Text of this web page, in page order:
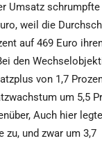
Umsatz schrumpfte
weil die
auf 469 Euro
den
von 1,7
um 5,5
Auch hier
zu, und zwar um